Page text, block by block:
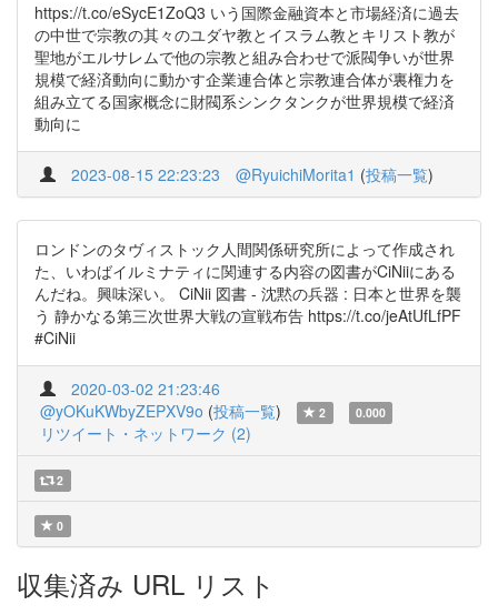
https://t.co/eSycE1ZoQ3 いう国際金融資本と市場経済に過去
の中世で宗教の其々のユダヤ教とイスラム教とキリスト教が
聖地がエルサレムで他の宗教と組み合わせで派閥争いが世界
規模で経済動向に動かす企業連合体と宗教連合体が裏権力を
組み立てる国家概念に財閥系シンクタンクが世界規模で経済
動向に
2023-08-15 22:23:23 @RyuichiMorita1 (投稿一覧)
ロンドンのタヴィストック人間関係研究所によって作成され
た、いわばイルミナティに関連する内容の図書がCiNiiにある
んだね。興味深い。 CiNii 図書 - 沈黙の兵器 : 日本と世界を襲
う 静かなる第三次世界大戦の宣戦布告 https://t.co/jeAtUfLfPF
#CiNii
2020-03-02 21:23:46
@yOKuKWbyZEPXV9o (投稿一覧) 2 0.000
リツイート・ネットワーク (2)
2
0
収集済み URL リスト